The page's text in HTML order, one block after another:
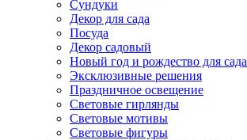
Сундуки
Декор для сада
Посуда
Декор садовый
Новый год и рождество для сада
Эксклюзивные решения
Праздничное освещение
Световые гирлянды
Световые мотивы
Световые фигуры